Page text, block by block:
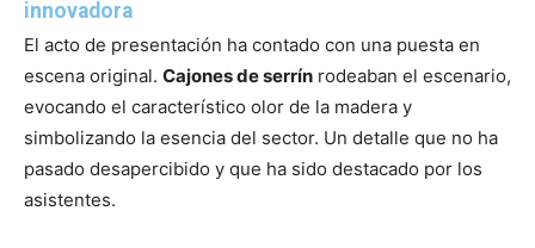
innovadora
El acto de presentación ha contado con una puesta en
escena original. Cajones de serrín rodeaban el escenario,
evocando el característico olor de la madera y
simbolizando la esencia del sector. Un detalle que no ha
pasado desapercibido y que ha sido destacado por los
asistentes.